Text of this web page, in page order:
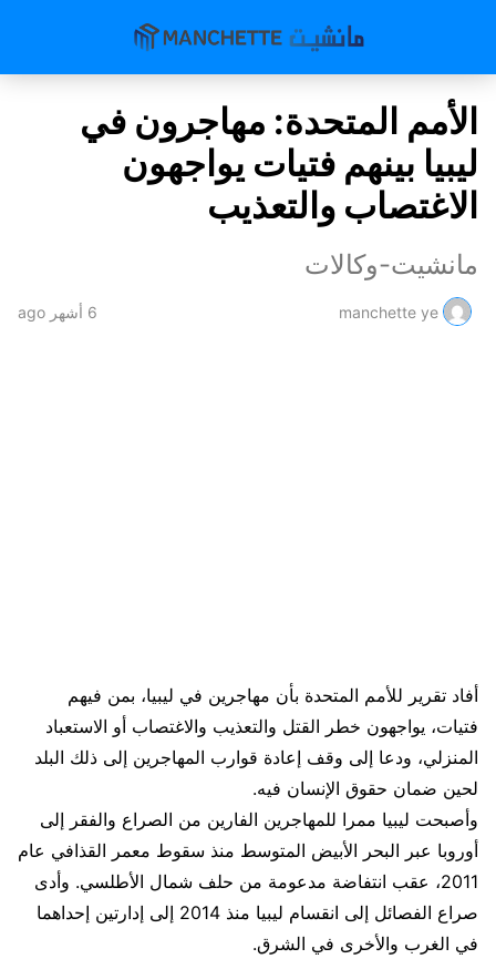
الأمم المتحدة: مهاجرون في
ليبيا بينهم فتيات يواجهون
الاغتصاب والتعذيب
مانشيت-وكالات
manchette ye 6 أشهر ago
أفاد تقرير للأمم المتحدة بأن مهاجرين في ليبيا، بمن فيهم
فتيات، يواجهون خطر القتل والتعذيب والاغتصاب أو الاستعباد
المنزلي، ودعا إلى وقف إعادة قوارب المهاجرين إلى ذلك البلد
لحين ضمان حقوق الإنسان فيه.
وأصبحت ليبيا ممرا للمهاجرين الفارين من الصراع والفقر إلى
أوروبا عبر البحر الأبيض المتوسط ​​منذ سقوط معمر القذافي عام
2011، عقب انتفاضة مدعومة من حلف شمال الأطلسي. وأدى
صراع الفصائل إلى انقسام ليبيا منذ 2014 إلى إدارتين إحداهما
في الغرب والأخرى في الشرق.